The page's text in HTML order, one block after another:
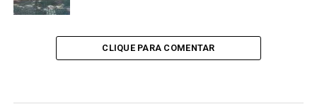
CLIQUE PARA COMENTAR